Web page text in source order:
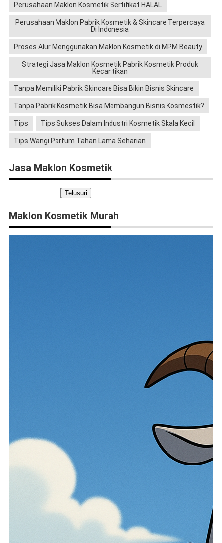
Perusahaan Maklon Kosmetik Sertifikat HALAL
Perusahaan Maklon Pabrik Kosmetik & Skincare Terpercaya
Di Indonesia
Proses Alur Menggunakan Maklon Kosmetik di MPM Beauty
Strategi Jasa Maklon Kosmetik Pabrik Kosmetik Produk
Kecantikan
Tanpa Memiliki Pabrik Skincare Bisa Bikin Bisnis Skincare
Tanpa Pabrik Kosmetik Bisa Membangun Bisnis Kosmestik?
Tips Tips Sukses Dalam Industri Kosmetik Skala Kecil
Tips Wangi Parfum Tahan Lama Seharian
Jasa Maklon Kosmetik
Maklon Kosmetik Murah